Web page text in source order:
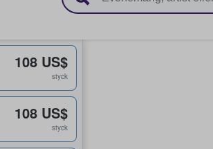
108 US$
styck
108 US$
styck